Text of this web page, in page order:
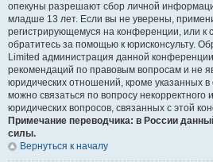
опекуны разрешают сбор личной
младше 13 лет. Если вы не уверены,
регистрирующемуся на конференции, или к
обратитесь за помощью к юрисконсульту.
Limited администрация данной
рекомендаций по правовым вопросам и не
юридических отношений, кроме указанных
можно связаться по вопросу некорректного
юридических вопросов, связанных с этой
Примечание переводчика: в России
силы.
Вернуться к началу